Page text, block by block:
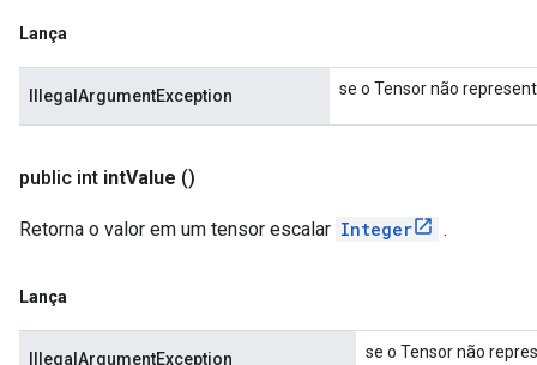
Lança
IllegalArgumentException se o Tensor não
public int intValue ()
Retorna o valor em um tensor escalar Integer .
Lança
IllegalArgumentException se o Tensor não